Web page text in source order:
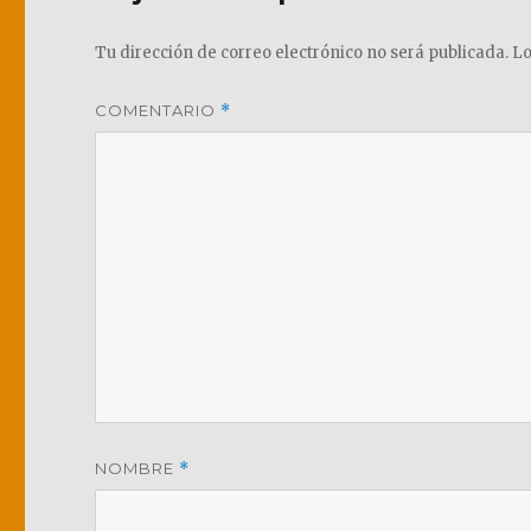
Tu dirección de correo electrónico no será publicada.
COMENTARIO *
NOMBRE *